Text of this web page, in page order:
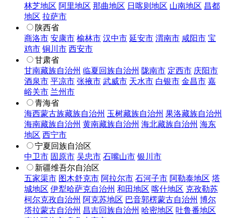
林芝地区 阿里地区 那曲地区 日喀则地区 山南地区 昌都
地区 拉萨市
陕西省
商洛市 安康市 榆林市 汉中市 延安市 渭南市 咸阳市 宝
鸡市 铜川市 西安市
甘肃省
甘南藏族自治州 临夏回族自治州 陇南市 定西市 庆阳市
酒泉市 平凉市 张掖市 武威市 天水市 白银市 金昌市 嘉
峪关市 兰州市
青海省
海西蒙古族藏族自治州 玉树藏族自治州 果洛藏族自治州
海南藏族自治州 黄南藏族自治州 海北藏族自治州 海东
地区 西宁市
宁夏回族自治区
中卫市 固原市 吴忠市 石嘴山市 银川市
新疆维吾尔自治区
五家渠市 图木舒克市 阿拉尔市 石河子市 阿勒泰地区 塔
城地区 伊犁哈萨克自治州 和田地区 喀什地区 克孜勒苏
柯尔克孜自治州 阿克苏地区 巴音郭楞蒙古自治州 博尔
塔拉蒙古自治州 昌吉回族自治州 哈密地区 吐鲁番地区